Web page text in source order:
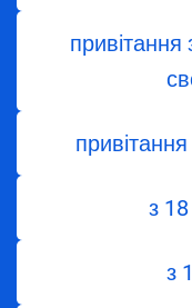
привітання
з
з